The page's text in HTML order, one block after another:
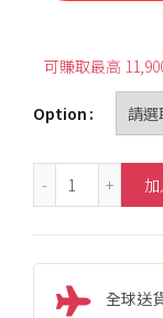
可賺取最高
Option
3.23ct
全球送